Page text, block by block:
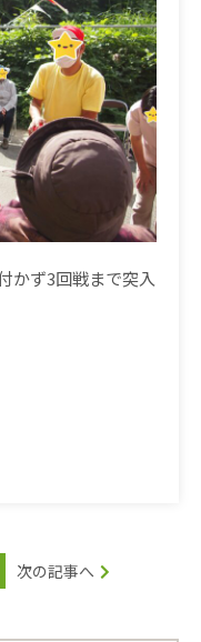
かず3回戦まで突入
次の記事へ